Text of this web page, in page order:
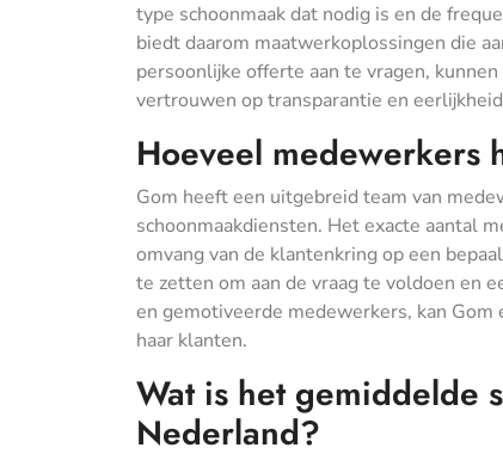
type schoonmaak dat nodig is en de
biedt daarom maatwerkoplossingen die
persoonlijke offerte aan te vragen,
vertrouwen op transparantie en
Hoeveel medewerkers
Gom heeft een uitgebreid team van
schoonmaakdiensten. Het exacte aantal
omvang van de klantenkring op een
te zetten om aan de vraag te voldoen en
en gemotiveerde medewerkers, kan
haar klanten.
Wat is het gemiddelde
Nederland?